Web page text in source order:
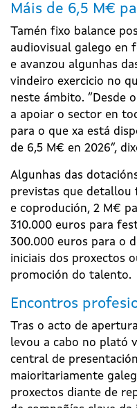
Máis de 6,5 M€
Tamén fixo balance
audiovisual galego en
e avanzou algunhas
vindeiro exercicio no
neste ámbito. “Desde
a apoiar o sector en
para o que xa está
de 6,5 M€ en 2026”,
Algunhas das
previstas que detallou
e coprodución, 2 M€
310.000 euros para
300.000 euros para o
iniciais dos proxectos
promoción do talento.
Encontros
Tras o acto de
levou a cabo no plató
central de
maioritariamente
proxectos diante de